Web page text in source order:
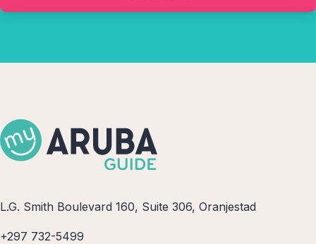
L.G. Smith Boulevard 160, Suite 306, Oranjestad
+297 732-5499